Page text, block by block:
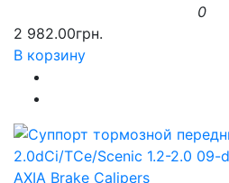
0
2 982.00грн.
В корзину